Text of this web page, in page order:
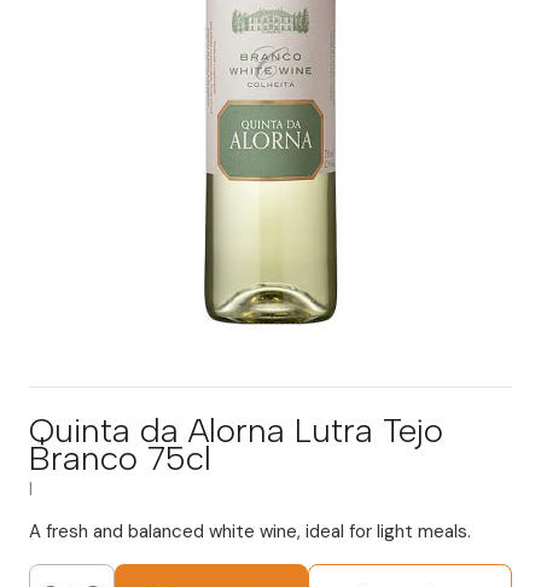
Quinta da Alorna Lutra Tejo
Branco 75cl
A fresh and balanced white wine, ideal for light meals.